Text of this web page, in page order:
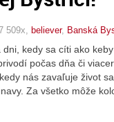
509x, believer, Banská
kedy sa cíti ako
počas dňa či
nás zavaľuje život
Za všetko môže